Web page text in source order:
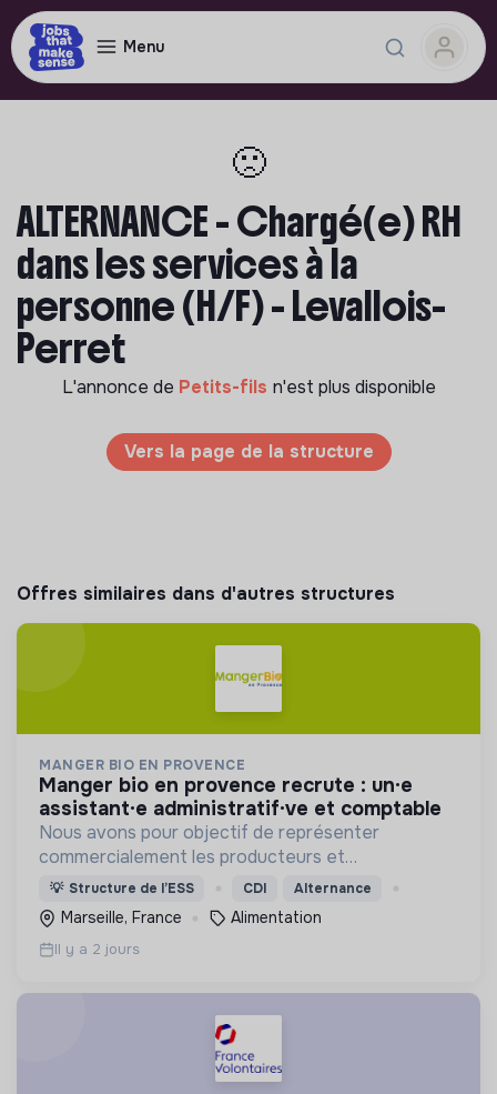
Menu
🙁
ALTERNANCE - Chargé(e) RH
dans les services à la
personne (H/F) - Levallois-
Perret
L'annonce de Petits-fils n'est plus disponible
Vers la page de la structure
Offres similaires dans d'autres structures
MANGER BIO EN PROVENCE
manger bio en provence recrute : un·e
assistant·e administratif·ve et comptable
Nous avons pour objectif de représenter
commercialement les producteurs et
transformateurs BIO de la région SUD auprès des
collectivités afin d’introduire les produits BIO et
LOCAUX dans les cantines.
💡 Structure de l’ESS CDI Alternance
Marseille, France Alimentation
Il y a 2 jours